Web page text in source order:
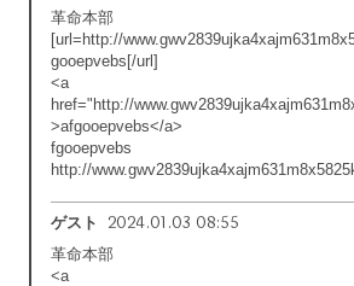
革命本部
[url=http://
gooepvebs[/url]
<a
href="http://
>afgooepvebs</a>
fgooepvebs
http://
ゲスト 2024.01.03 08:55
革命本部
<a